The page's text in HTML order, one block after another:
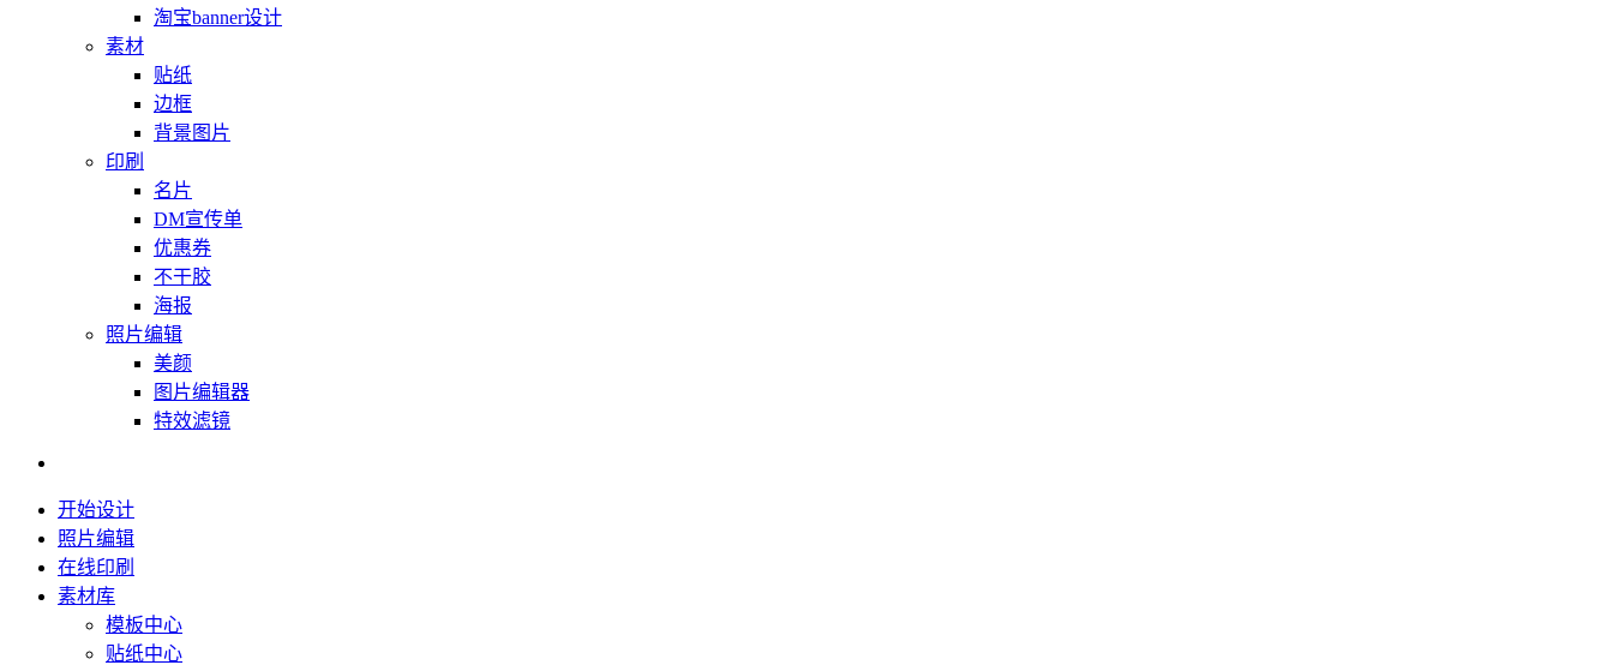
淘宝banner设计
素材
贴纸
边框
背景图片
印刷
名片
DM宣传单
优惠券
不干胶
海报
照片编辑
美颜
图片编辑器
特效滤镜
开始设计
照片编辑
在线印刷
素材库
模板中心
贴纸中心